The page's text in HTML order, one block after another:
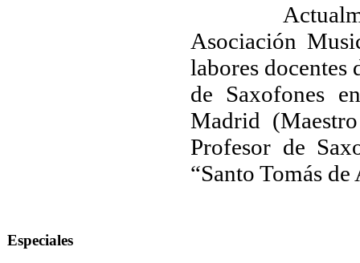
Asociación
labores
de Saxofones
Madrid
Profesor de
“Santo Tomás
Especiales